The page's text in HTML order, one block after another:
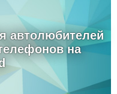
автолюбителей
на